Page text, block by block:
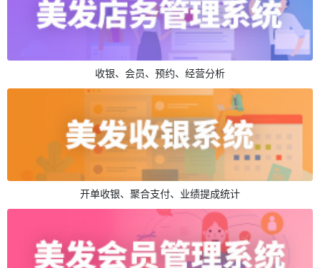
收银、会员、预约、经营分析
开单收银、聚合支付、业绩提成统计